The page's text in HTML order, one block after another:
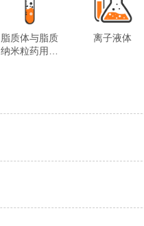
脂质体与脂质
纳米粒药用试
离子液体